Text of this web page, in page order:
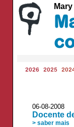
2026 2025
06-08-2008
Docente
> saber mais